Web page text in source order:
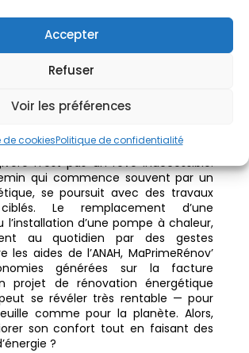
Accepter
Refuser
Voir les préférences
de cookiesPolitique de confidentialité
sources de forte consommation ou
Cette prise de conscience
premier pas vers une maison plus
écologique
maintenant
habitat plus confortable, plus beau et
n’est pas un rêve inaccessible.
qui commence souvent par un
se poursuit avec des travaux
ciblés. Le remplacement d’une
l’installation d’une pompe à chaleur,
au quotidien par des gestes
les aides de l’ANAH, MaPrimeRénov’
générées sur la facture
projet de rénovation énergétique
se révéler très rentable — pour
comme pour la planète. Alors,
son confort tout en faisant des
?